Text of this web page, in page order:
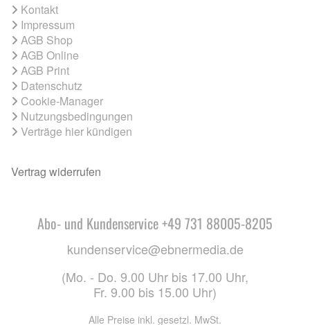
Kontakt
Impressum
AGB Shop
AGB Online
AGB Print
Datenschutz
Cookie-Manager
Nutzungsbedingungen
Verträge hier kündigen
Vertrag widerrufen
Abo- und Kundenservice +49 731 88005-8205
kundenservice@ebnermedia.de
(Mo. - Do. 9.00 Uhr bis 17.00 Uhr,
Fr. 9.00 bis 15.00 Uhr)
Alle Preise inkl. gesetzl. MwSt.